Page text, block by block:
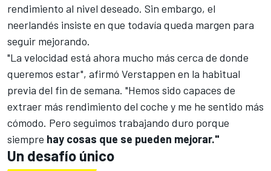
rendimiento al nivel deseado. Sin embargo, el
neerlandés insiste en que todavía queda margen para
seguir mejorando.
"La velocidad está ahora mucho más cerca de donde
queremos estar", afirmó Verstappen en la habitual
previa del fin de semana. "Hemos sido capaces de
extraer más rendimiento del coche y me he sentido más
cómodo. Pero seguimos trabajando duro porque
siempre hay cosas que se pueden mejorar."
Un desafío único